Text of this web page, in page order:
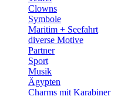
Clowns
Symbole
Maritim + Seefahrt
diverse Motive
Partner
Sport
Musik
Ägypten
Charms mit Karabiner